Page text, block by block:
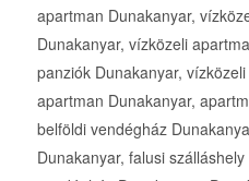
apartman Dunakanyar,
Dunakanyar, vízközeli
panziók Dunakanyar,
apartman Dunakanyar,
belföldi vendégház
Dunakanyar, falusi